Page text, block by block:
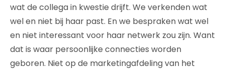
wat de collega in kwestie drijft. We verkenden wat
wel en niet bij haar past. En we bespraken wat wel
en niet interessant voor haar netwerk zou zijn. Want
dat is waar persoonlijke connecties worden
geboren. Niet op de marketingafdeling van het